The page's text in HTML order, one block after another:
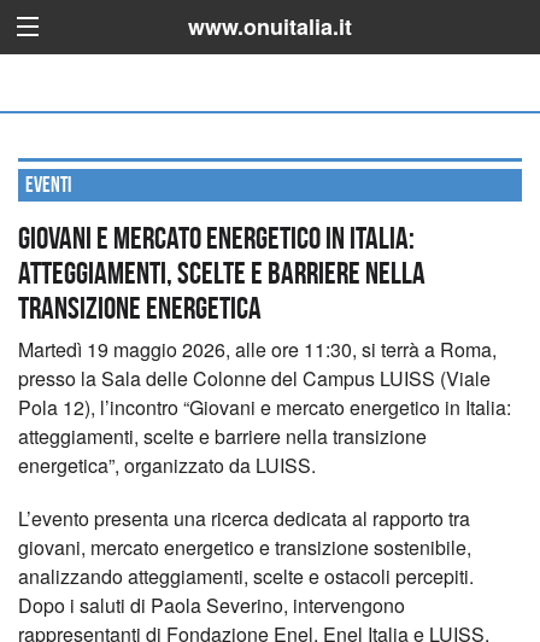
www.onuitalia.it
Eventi
Giovani e mercato energetico in Italia:
atteggiamenti, scelte e barriere nella
transizione energetica
Martedì 19 maggio 2026, alle ore 11:30, si terrà a Roma,
presso la Sala delle Colonne del Campus LUISS (Viale
Pola 12), l’incontro “Giovani e mercato energetico in Italia:
atteggiamenti, scelte e barriere nella transizione
energetica”, organizzato da LUISS.
L’evento presenta una ricerca dedicata al rapporto tra
giovani, mercato energetico e transizione sostenibile,
analizzando atteggiamenti, scelte e ostacoli percepiti.
Dopo i saluti di Paola Severino, intervengono
rappresentanti di Fondazione Enel, Enel Italia e LUISS,